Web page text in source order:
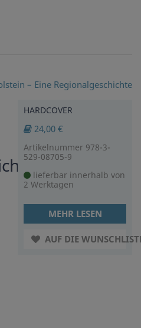
HARDCOVER
24,00 €
Artikelnummer 978-3-
529-08705-9
lieferbar innerhalb von
2 Werktagen
MEHR LESEN
AUF DIE